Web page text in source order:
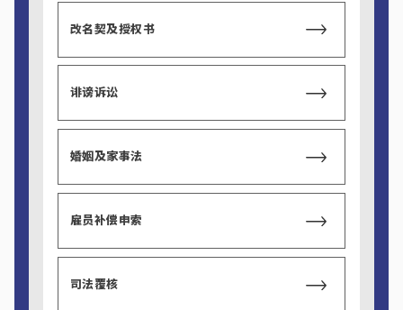
改名契及授权书
诽谤诉讼
婚姻及家事法
雇员补偿申索
司法覆核